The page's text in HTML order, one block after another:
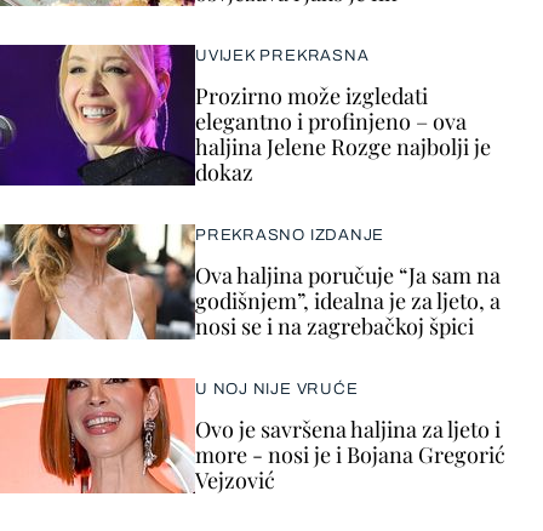
UVIJEK PREKRASNA
Prozirno može izgledati
elegantno i profinjeno – ova
haljina Jelene Rozge najbolji je
dokaz
PREKRASNO IZDANJE
Ova haljina poručuje “Ja sam na
godišnjem”, idealna je za ljeto, a
nosi se i na zagrebačkoj špici
U NOJ NIJE VRUĆE
Ovo je savršena haljina za ljeto i
more - nosi je i Bojana Gregorić
Vejzović